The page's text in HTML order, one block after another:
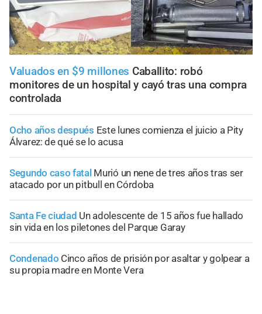
Valuados en $9 millones Caballito: robó
monitores de un hospital y cayó tras una compra
controlada
Ocho años después Este lunes comienza el juicio a Pity
Álvarez: de qué se lo acusa
Segundo caso fatal Murió un nene de tres años tras ser
atacado por un pitbull en Córdoba
Santa Fe ciudad Un adolescente de 15 años fue hallado
sin vida en los piletones del Parque Garay
Condenado Cinco años de prisión por asaltar y golpear a
su propia madre en Monte Vera